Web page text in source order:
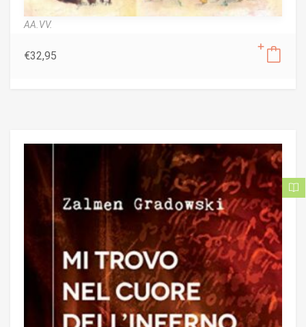
AA.VV.
€32,95